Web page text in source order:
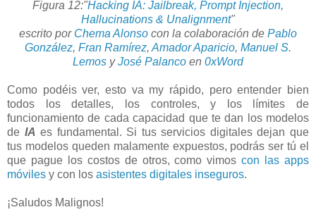
Figura 12:"Hacking IA: Jailbreak, Prompt Injection,
Hallucinations & Unalignment"
escrito por Chema Alonso con la colaboración de Pablo
González, Fran Ramírez, Amador Aparicio, Manuel S.
Lemos y José Palanco en 0xWord
Como podéis ver, esto va my rápido, pero entender bien
todos los detalles, los controles, y los límites de
funcionamiento de cada capacidad que te dan los modelos
de IA es fundamental. Si tus servicios digitales dejan que
tus modelos queden malamente expuestos, podrás ser tú el
que pague los costos de otros, como vimoscon las apps
móviles y con los asistentes digitales inseguros.
¡Saludos Malignos!